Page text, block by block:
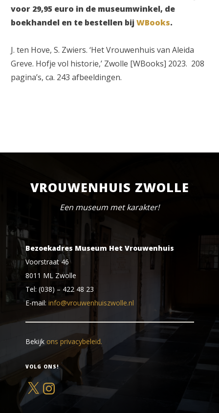
voor 29,95 euro in de museumwinkel, de
boekhandel en te bestellen bijWBooks.
J. ten Hove, S. Zwiers. ‘Het Vrouwenhuis van Aleida
Greve. Hofje vol historie,’ Zwolle [WBooks] 2023. 208
pagina’s, ca. 243 afbeeldingen.
VROUWENHUIS ZWOLLE
Een museum met karakter!
Bezoekadres Museum Het Vrouwenhuis
Voorstraat 46
8011 ML Zwolle
Tel: (038) – 422 48 23
E-mail: info@vrouwenhuiszwolle.nl
Bekijk ons privacybeleid.
VOLG ONS!
X Instagram